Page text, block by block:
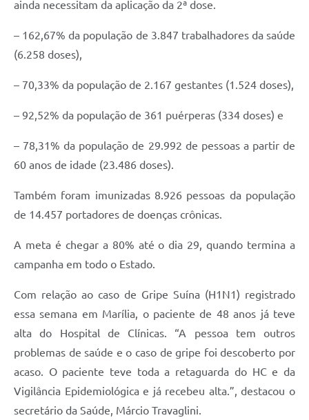
ainda necessitam da aplicação da 2ª dose.
– 162,67% da população de 3.847 trabalhadores da saúde
(6.258 doses),
– 70,33% da população de 2.167 gestantes (1.524 doses),
– 92,52% da população de 361 puérperas (334 doses) e
– 78,31% da população de 29.992 de pessoas a partir de
60 anos de idade (23.486 doses).
Também foram imunizadas 8.926 pessoas da população
de 14.457 portadores de doenças crônicas.
A meta é chegar a 80% até o dia 29, quando termina a
campanha em todo o Estado.
Com relação ao caso de Gripe Suína (H1N1) registrado
essa semana em Marília, o paciente de 48 anos já teve
alta do Hospital de Clínicas. “A pessoa tem outros
problemas de saúde e o caso de gripe foi descoberto por
acaso. O paciente teve toda a retaguarda do HC e da
Vigilância Epidemiológica e já recebeu alta.”, destacou o
secretário da Saúde, Márcio Travaglini.